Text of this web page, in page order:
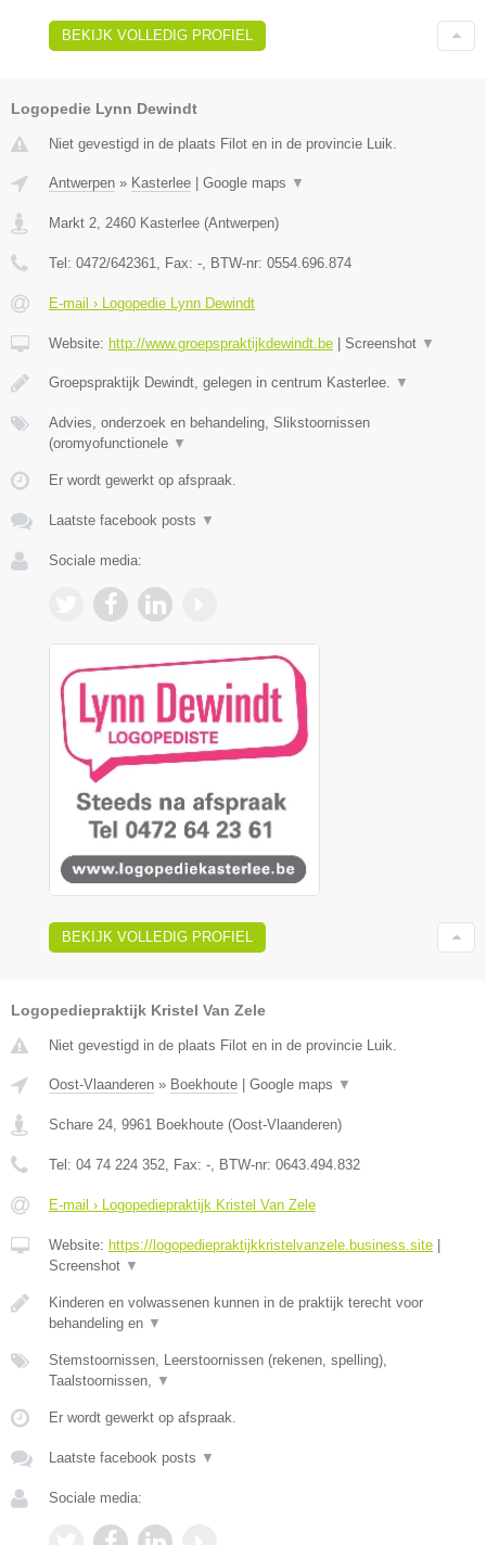
BEKIJK VOLLEDIG PROFIEL
Logopedie Lynn Dewindt
Niet gevestigd in de plaats Filot en in de provincie Luik.
Antwerpen » Kasterlee Google maps ▼
Markt 2 2460 Kasterlee (Antwerpen)
Tel: 0472/642361 , Fax: - , BTW-nr: 0554.696.874
E-mail › Logopedie Lynn Dewindt
Website: http://www.groepspraktijkdewindt.be Screenshot ▼
Groepspraktijk Dewindt, gelegen in centrum Kasterlee. ▼
Advies, onderzoek en behandeling, Slikstoornissen
(oromyofunctionele ▼
Er wordt gewerkt op afspraak.
Laatste facebook posts ▼
Sociale media:
BEKIJK VOLLEDIG PROFIEL
Logopediepraktijk Kristel Van Zele
Niet gevestigd in de plaats Filot en in de provincie Luik.
Oost-Vlaanderen » Boekhoute Google maps ▼
Schare 24, 9961 Boekhoute (Oost-Vlaanderen)
Tel: 04 74 224 352, Fax: -, BTW-nr: 0643.494.832
E-mail › Logopediepraktijk Kristel Van Zele
Website: https://logopediepraktijkkristelvanzele.business.site
Screenshot ▼
Kinderen en volwassenen kunnen in de praktijk terecht voor
behandeling en ▼
Stemstoornissen, Leerstoornissen (rekenen, spelling),
Taalstoornissen, ▼
Er wordt gewerkt op afspraak.
Laatste facebook posts ▼
Sociale media: